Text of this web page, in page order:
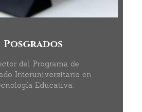
Posgrados
del Programa de
Interuniversitario en
Educativa.